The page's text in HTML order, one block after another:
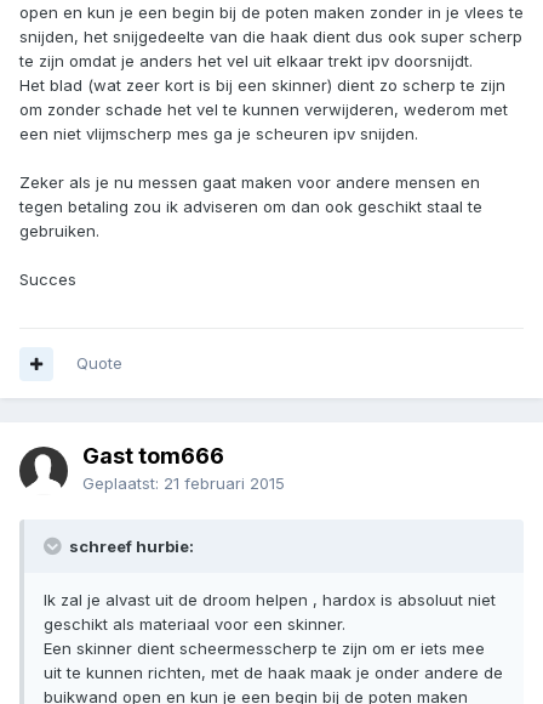
open en kun je een begin bij de poten maken zonder in je vlees te
snijden, het snijgedeelte van die haak dient dus ook super scherp
te zijn omdat je anders het vel uit elkaar trekt ipv doorsnijdt.
Het blad (wat zeer kort is bij een skinner) dient zo scherp te zijn
om zonder schade het vel te kunnen verwijderen, wederom met
een niet vlijmscherp mes ga je scheuren ipv snijden.
Zeker als je nu messen gaat maken voor andere mensen en
tegen betaling zou ik adviseren om dan ook geschikt staal te
gebruiken.
Succes
Quote
Gast tom666
Geplaatst: 21 februari 2015
schreef hurbie:
Ik zal je alvast uit de droom helpen , hardox is absoluut niet
geschikt als materiaal voor een skinner.
Een skinner dient scheermesscherp te zijn om er iets mee
uit te kunnen richten, met de haak maak je onder andere de
buikwand open en kun je een begin bij de poten maken